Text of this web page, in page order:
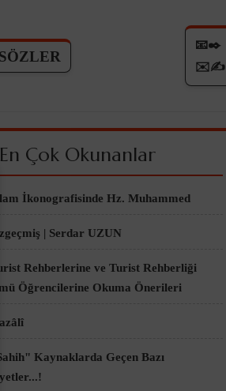
📧✒️
✉️✍
Çok Okunanlar
İkonografisinde Hz. Muhammed
| Serdar UZUN
Rehberlerine ve Turist Rehberliği
Öğrencilerine Okuma Önerileri
Kaynaklarda Geçen Bazı